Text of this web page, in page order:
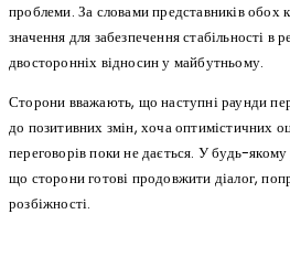
проблеми. За словами представників обох
значення для забезпечення стабільності в
двосторонніх відносин у майбутньому.
Сторони вважають, що наступні раунди
до позитивних змін, хоча оптимістичних
переговорів поки не дається. У будь-
що сторони готові продовжити діалог,
розбіжності.